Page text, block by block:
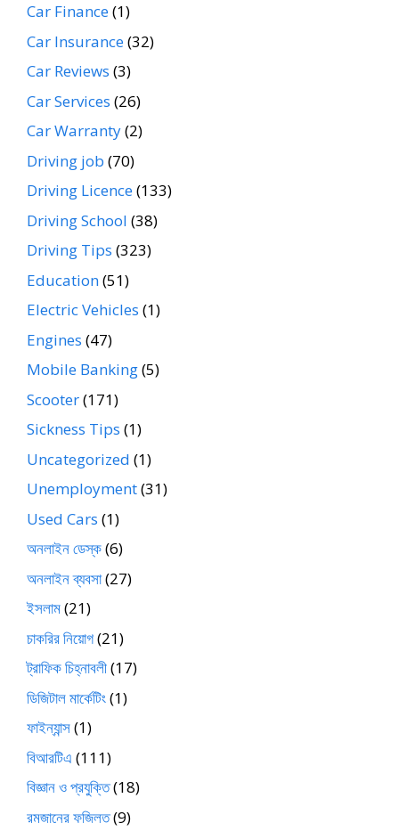
Car Finance(1)
Car Insurance(32)
Car Reviews (3)
Car Services (26)
Car Warranty(2)
Driving job (70)
Driving Licence(133)
Driving School (38)
Driving Tips (323)
Education(51)
Electric Vehicles (1)
Engines (47)
Mobile Banking(5)
Scooter(171)
Sickness Tips (1)
Uncategorized (1)
Unemployment(31)
Used Cars (1)
অনলাইন ডেস্ক(6)
অনলাইন ব্যবসা(27)
ইসলাম(21)
চাকরির নিয়োগ(21)
ট্রাফিক চিহ্নাবলী(17)
ডিজিটাল মার্কেটিং(1)
ফাইন্যান্স(1)
বিআরটিএ (111)
বিজ্ঞান ও প্রযুক্তি(18)
রমজানের ফজিলত(9)